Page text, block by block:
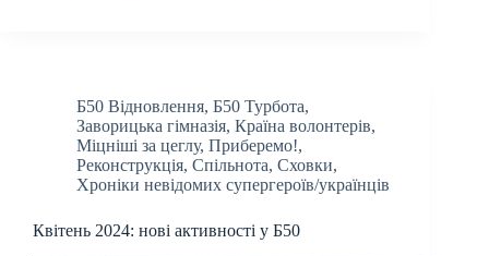
Б50 Відновлення, Б50 Турбота,
Заворицька гімназія, Країна волонтерів,
Міцніші за цеглу, Приберемо!,
Реконструкція, Спільнота, Сховки,
Хроніки невідомих супергероїв/українців
Квітень 2024: нові активності у Б50